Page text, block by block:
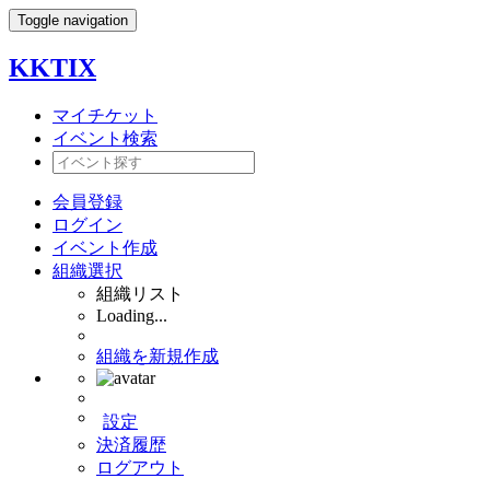
Toggle navigation
KKTIX
マイチケット
イベント検索
会員登録
ログイン
イベント作成
組織選択
組織リスト
Loading...
組織を新規作成
設定
決済履歴
ログアウト